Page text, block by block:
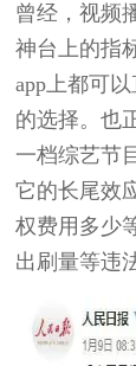
曾经，视频
神台上的指
app上都可
的选择。也
一档综艺节
它的长尾效
权费用多少
出刷量等违